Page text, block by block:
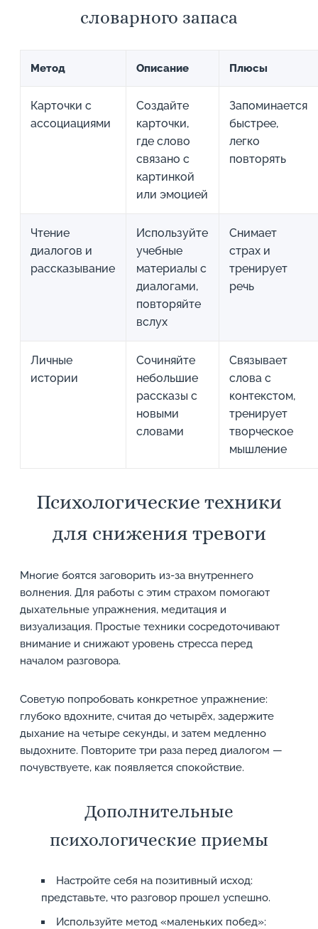
словарного запаса
Метод Описание Плюсы
Карточки с
ассоциациями
Создайте
карточки,
где слово
связано с
картинкой
или эмоцией
Запоминается
быстрее,
легко
повторять
Чтение
диалогов и
рассказывание
Используйте
учебные
материалы с
диалогами,
повторяйте
вслух
Снимает
страх и
тренирует
речь
Личные
истории
Сочиняйте
небольшие
рассказы с
новыми
словами
Связывает
слова с
контекстом,
тренирует
творческое
мышление
Психологические техники
для снижения тревоги
Многие боятся заговорить из-за внутреннего
волнения. Для работы с этим страхом помогают
дыхательные упражнения, медитация и
визуализация. Простые техники сосредоточивают
внимание и снижают уровень стресса перед
началом разговора.
Советую попробовать конкретное упражнение:
глубоко вдохните, считая до четырёх, задержите
дыхание на четыре секунды, и затем медленно
выдохните. Повторите три раза перед диалогом —
почувствуете, как появляется спокойствие.
Дополнительные
психологические приемы
Настройте себя на позитивный исход:
представьте, что разговор прошел успешно.
Используйте метод «маленьких побед»: